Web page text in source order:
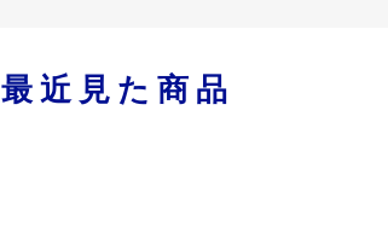
最近見た商品